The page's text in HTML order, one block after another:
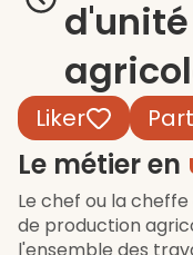
Liker
Le métier en
Le chef ou la
de production